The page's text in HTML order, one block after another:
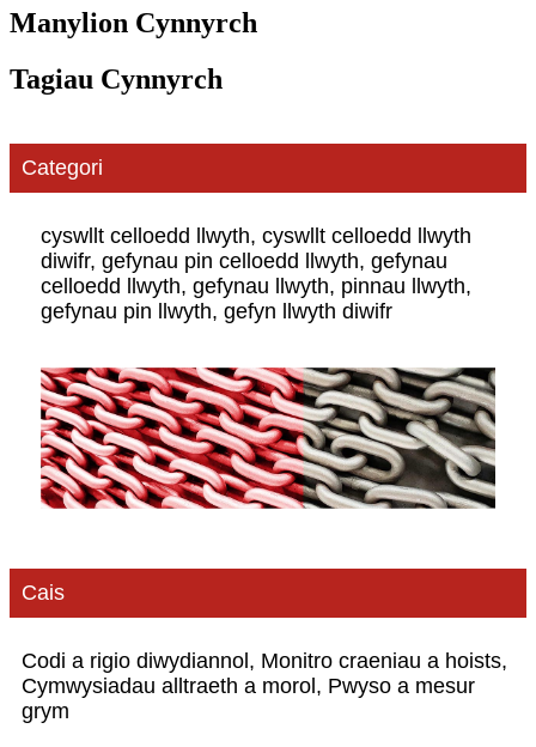
Manylion Cynnyrch
Tagiau Cynnyrch
Categori
cyswllt celloedd llwyth, cyswllt celloedd llwyth
diwifr, gefynau pin celloedd llwyth, gefynau
celloedd llwyth, gefynau llwyth, pinnau llwyth,
gefynau pin llwyth, gefyn llwyth diwifr
Cais
Codi a rigio diwydiannol, Monitro craeniau a hoists,
Cymwysiadau alltraeth a morol, Pwyso a mesur
grym